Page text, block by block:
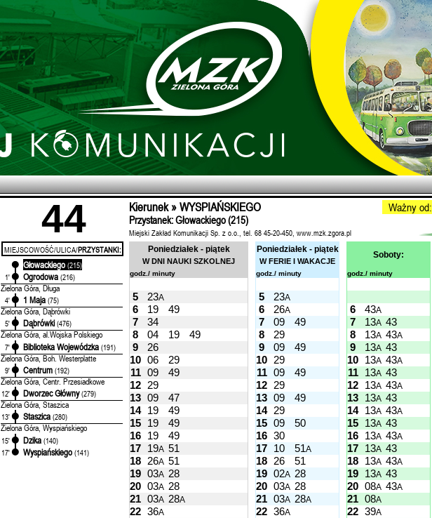
44 Kierunek » WYSPIAŃSKIEGO Ważny od:
Przystanek: Głowackiego (215)
Miejski Zakład Komunikacji Sp. z o.o., tel. 68 45-20-450, www.mzk.zgora.pl
MIEJSCOWOŚĆ/ULICA/PRZYSTANKI:
Głowackiego (215)
1'
Ogrodowa (216)
Zielona Góra, Długa
4' 1 Maja (75)
Zielona Góra, Dąbrówki
5' Dąbrówki (476)
Zielona Góra, al.Wojska Polskiego
7' Biblioteka Wojewódzka (191)
Zielona Góra, Boh. Westerplatte
9' Centrum (192)
Zielona Góra, Centr. Przesiadkowe
12' Dworzec Główny (279)
Zielona Góra, Staszica
13' Staszica (280)
Zielona Góra, Wyspiańskiego
15' Dzika (140)
17'
Wyspiańskiego (141)
Poniedziałek - piątek
W DNI NAUKI SZKOLNEJ
Poniedziałek - piątek
W FERIE I WAKACJE
Soboty:
godz./ minuty godz./ minuty godz./ minuty
5 23A 5 23A
6 19 49 6 26A 6 43A
7 34 7 09 49 7 13A 43
8 04 19 49 8 29 8 13A 43A
9 26 9 09 49 9 13A 43
10 06 29 10 29 10 13A 43A
11 09 49 11 09 49 11 13A 43
12 29 12 29 12 13A 43A
13 09 47 13 09 49 13 13A 43
14 19 49 14 29 14 13A 43A
15 19 49 15 09 50 15 13A 43
16 19 49 16 30 16 13A 43A
17 19A 51 17 10 51A 17 13A 43
18 26A 51 18 26 51 18 13A 43A
19 03A 28 19 02A 28 19 13A 43
20 03A 28 20 03A 28 20 08A 43A
21 03A 28A 21 03A 28A 21 08A
22 36A 22 36A 22 39A